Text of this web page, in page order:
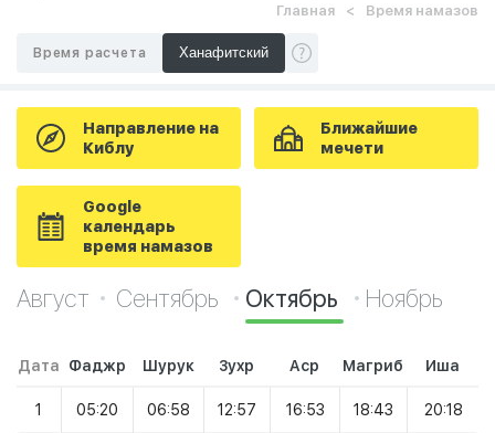
Главная Время намазов
Время расчета
Направление на
Киблу
Ближайшие
мечети
Google
календарь
время намазов
Август Сентябрь Октябрь Ноябрь
Дата Фаджр Шурук Зухр Аср Магриб Иша
1 05:20 06:58 12:57 16:53 18:43 20:18